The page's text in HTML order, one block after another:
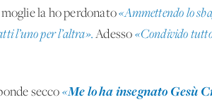
la ho perdonato«Ammettendo lo
l’uno per l’altra». Adesso «Condivido
secco «Me lo ha insegnato Gesù